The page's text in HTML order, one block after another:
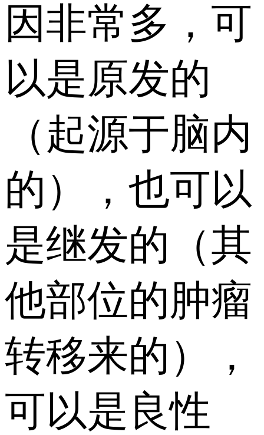
因非常多，可
以是原发的
（起源于脑内
的），也可以
是继发的（其
他部位的肿瘤
转移来的），
可以是良性